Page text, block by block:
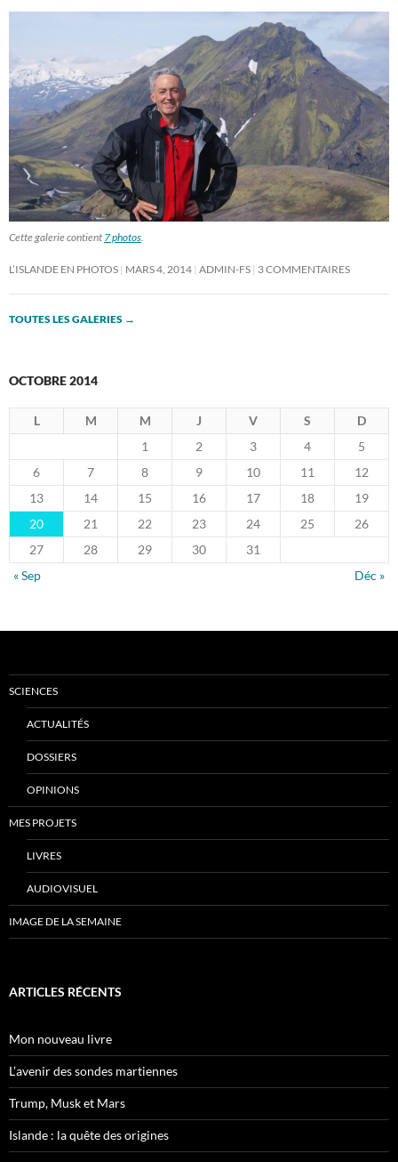
Cette galerie contient 7 photos.
L’ISLANDE EN PHOTOS MARS 4, 2014 ADMIN-FS 3 COMMENTAIRES
TOUTES LES GALERIES →
OCTOBRE 2014
L M M J V S
D
1
2 3 4
5
6
7 8 9 10 11
12
13
14 15 16 17 18
19
20
21 22 23 24 25
26
27
28 29 30
31
« Sep
Déc »
SCIENCES
ACTUALITÉS
DOSSIERS
OPINIONS
MES PROJETS
LIVRES
AUDIOVISUEL
IMAGE DE LA SEMAINE
ARTICLES RÉCENTS
Mon nouveau livre
L’avenir des sondes martiennes
Trump, Musk et Mars
Islande : la quête des origines